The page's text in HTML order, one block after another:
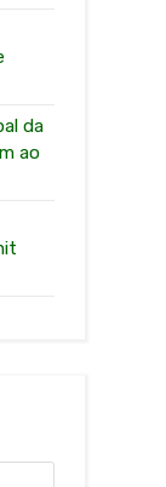
da
ao